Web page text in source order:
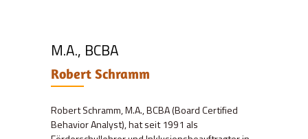
M.A., BCBA
Robert Schramm
Robert Schramm, M.A., BCBA (Board Certified
Behavior Analyst), hat seit 1991 als